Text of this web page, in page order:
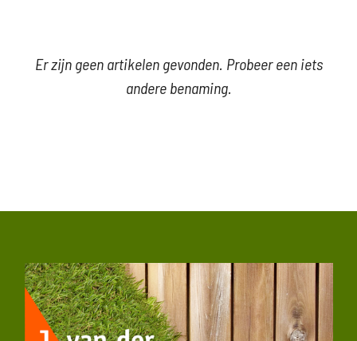
Er zijn geen artikelen gevonden. Probeer een iets
andere benaming.